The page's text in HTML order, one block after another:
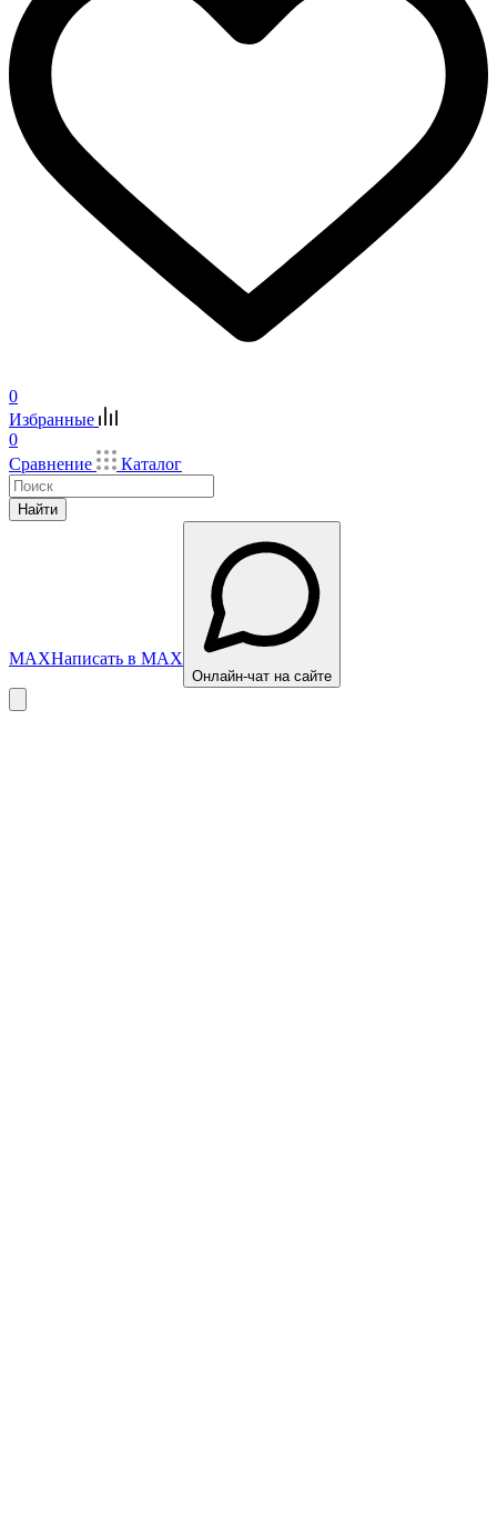
0
Избранные
0
Сравнение
Каталог
Найти
MAXНаписать в MAX
Онлайн-чат на сайте